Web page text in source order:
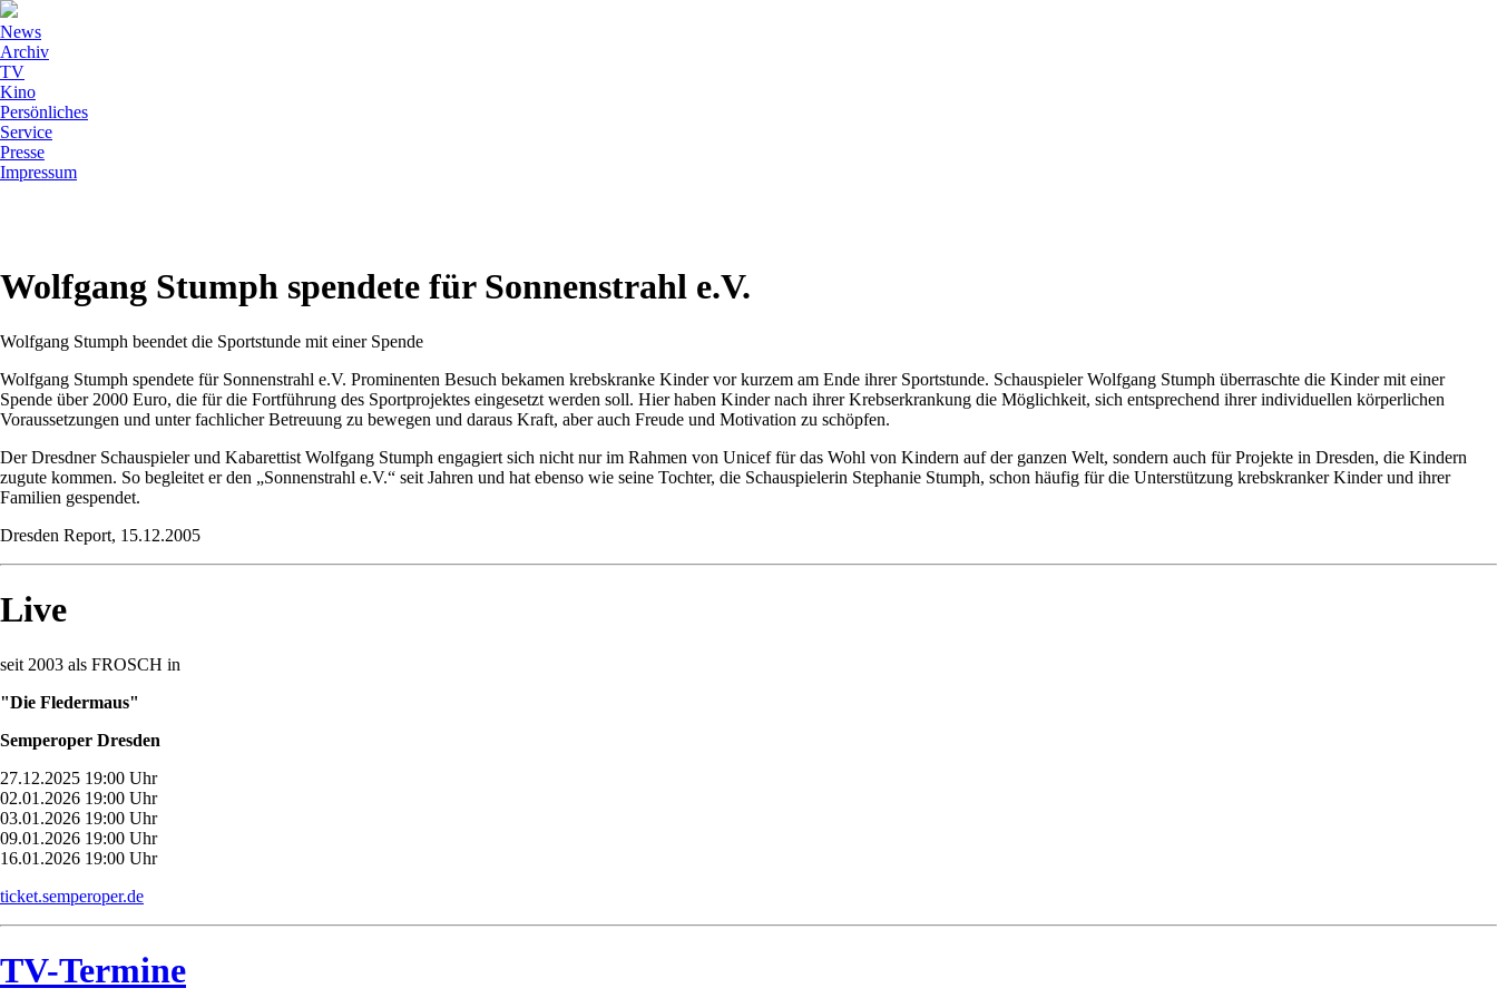
News
Archiv
TV
Kino
Persönliches
Service
Presse
Impressum
Wolfgang Stumph spendete für Sonnenstrahl e.V.
Wolfgang Stumph beendet die Sportstunde mit einer Spende
Wolfgang Stumph spendete für Sonnenstrahl e.V. Prominenten Besuch bekamen krebskranke Kinder vor kurzem am Ende ihrer Sportstunde. Schauspieler Wolfgang Stumph überraschte die Kinder mit einer
Spende über 2000 Euro, die für die Fortführung des Sportprojektes eingesetzt werden soll. Hier haben Kinder nach ihrer Krebserkrankung die Möglichkeit, sich entsprechend ihrer individuellen körperlichen
Voraussetzungen und unter fachlicher Betreuung zu bewegen und daraus Kraft, aber auch Freude und Motivation zu schöpfen.
Der Dresdner Schauspieler und Kabarettist Wolfgang Stumph engagiert sich nicht nur im Rahmen von Unicef für das Wohl von Kindern auf der ganzen Welt, sondern auch für Projekte in Dresden, die Kindern
zugute kommen. So begleitet er den „Sonnenstrahl e.V.“ seit Jahren und hat ebenso wie seine Tochter, die Schauspielerin Stephanie Stumph, schon häufig für die Unterstützung krebskranker Kinder und ihrer
Familien gespendet.
Dresden Report, 15.12.2005
Live
seit 2003 als FROSCH in
"Die Fledermaus"
Semperoper Dresden
27.12.2025 19:00 Uhr
02.01.2026 19:00 Uhr
03.01.2026 19:00 Uhr
09.01.2026 19:00 Uhr
16.01.2026 19:00 Uhr
ticket.semperoper.de
TV-Termine